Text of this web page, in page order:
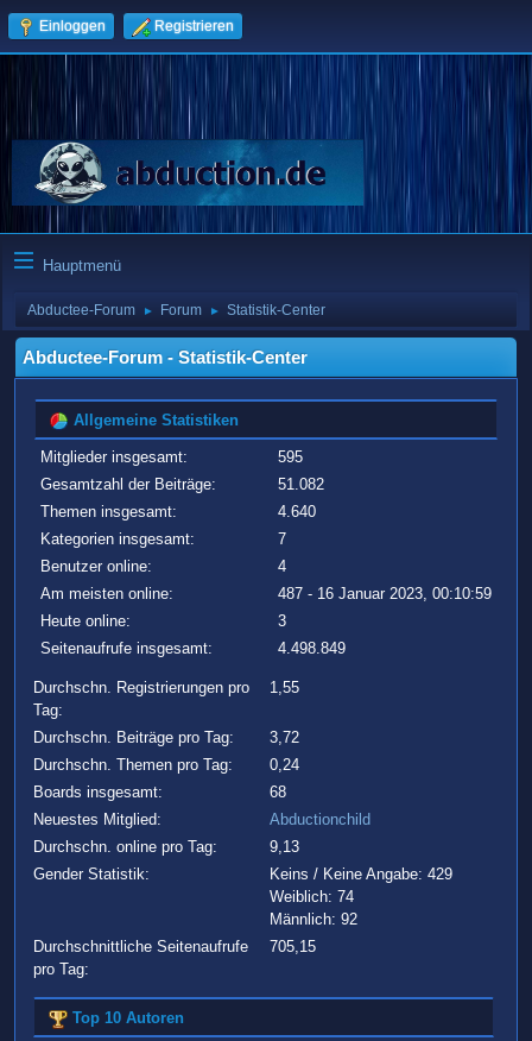
Einloggen Registrieren
Hauptmenü
Abductee-Forum ► Forum ► Statistik-Center
Abductee-Forum - Statistik-Center
Allgemeine Statistiken
Mitglieder insgesamt:
595
Gesamtzahl der Beiträge:
51.082
Themen insgesamt:
4.640
Kategorien insgesamt:
7
Benutzer online:
4
Am meisten online:
487 - 16 Januar 2023, 00:10:59
Heute online:
3
Seitenaufrufe insgesamt:
4.498.849
Durchschn. Registrierungen pro
Tag:
1,55
Durchschn. Beiträge pro Tag:
3,72
Durchschn. Themen pro Tag:
0,24
Boards insgesamt:
68
Neuestes Mitglied:
Abductionchild
Durchschn. online pro Tag:
9,13
Gender Statistik:
Keins / Keine Angabe: 429
Weiblich: 74
Männlich: 92
Durchschnittliche Seitenaufrufe
pro Tag:
705,15
Top 10 Autoren